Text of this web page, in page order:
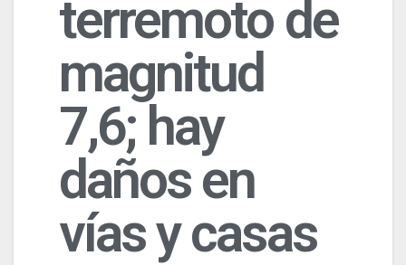
terremoto de
magnitud
7,6; hay
daños en
vías y casas